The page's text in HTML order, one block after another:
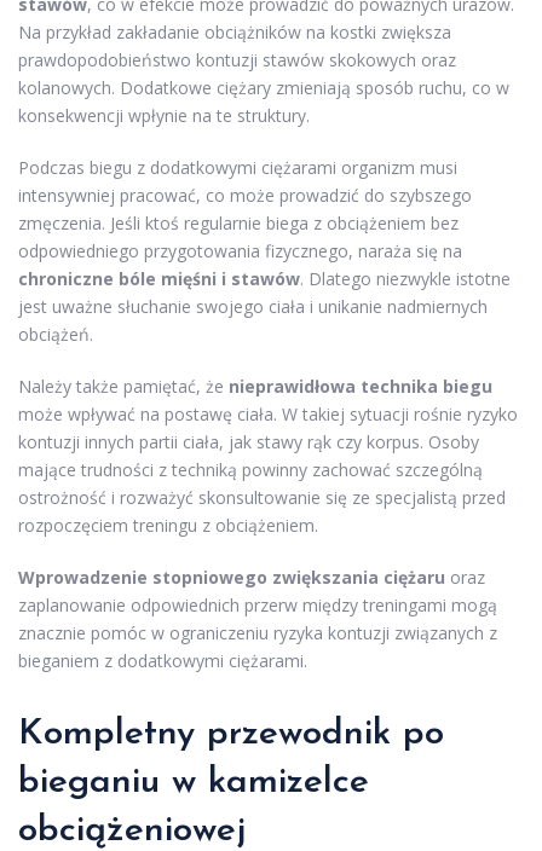
Na przykład zakładanie obciążników na kostki zwiększa
prawdopodobieństwo kontuzji stawów skokowych oraz
kolanowych. Dodatkowe ciężary zmieniają sposób ruchu, co w
konsekwencji wpłynie na te struktury.
Podczas biegu z dodatkowymi ciężarami organizm musi
intensywniej pracować, co może prowadzić do szybszego
zmęczenia. Jeśli ktoś regularnie biega z obciążeniem bez
odpowiedniego przygotowania fizycznego, naraża się na
chroniczne bóle mięśni i stawów. Dlatego niezwykle istotne
jest uważne słuchanie swojego ciała i unikanie nadmiernych
obciążeń.
Należy także pamiętać, że nieprawidłowa technika biegu
może wpływać na postawę ciała. W takiej sytuacji rośnie ryzyko
kontuzji innych partii ciała, jak stawy rąk czy korpus. Osoby
mające trudności z techniką powinny zachować szczególną
ostrożność i rozważyć skonsultowanie się ze specjalistą przed
rozpoczęciem treningu z obciążeniem.
Wprowadzenie stopniowego zwiększania ciężaru oraz
zaplanowanie odpowiednich przerw między treningami mogą
znacznie pomóc w ograniczeniu ryzyka kontuzji związanych z
bieganiem z dodatkowymi ciężarami.
Kompletny przewodnik po
bieganiu w kamizelce
obciążeniowej